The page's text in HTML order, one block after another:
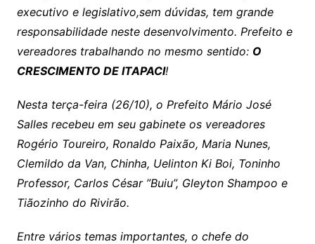
executivo e legislativo,sem dúvidas, tem grande
responsabilidade neste desenvolvimento. Prefeito e
vereadores trabalhando no mesmo sentido: O
CRESCIMENTO DE ITAPACI!
Nesta terça-feira (26/10), o Prefeito Mário José
Salles recebeu em seu gabinete os vereadores
Rogério Toureiro, Ronaldo Paixão, Maria Nunes,
Clemildo da Van, Chinha, Uelinton Ki Boi, Toninho
Professor, Carlos César ”Buiu”, Gleyton Shampoo e
Tiãozinho do Rivirão.
Entre vários temas importantes, o chefe do